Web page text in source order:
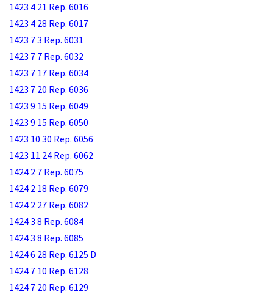
1423 4 21 Rep. 6016
1423 4 28 Rep. 6017
1423 7 3 Rep. 6031
1423 7 7 Rep. 6032
1423 7 17 Rep. 6034
1423 7 20 Rep. 6036
1423 9 15 Rep. 6049
1423 9 15 Rep. 6050
1423 10 30 Rep. 6056
1423 11 24 Rep. 6062
1424 2 7 Rep. 6075
1424 2 18 Rep. 6079
1424 2 27 Rep. 6082
1424 3 8 Rep. 6084
1424 3 8 Rep. 6085
1424 6 28 Rep. 6125 D
1424 7 10 Rep. 6128
1424 7 20 Rep. 6129